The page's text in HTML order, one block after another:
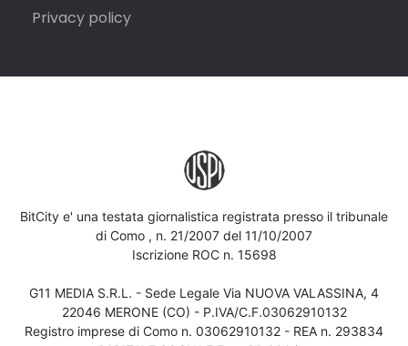
Privacy policy
BitCity e' una testata giornalistica registrata presso il tribunale
di Como , n. 21/2007 del 11/10/2007
Iscrizione ROC n. 15698
G11 MEDIA S.R.L. - Sede Legale Via NUOVA VALASSINA, 4
22046 MERONE (CO) - P.IVA/C.F.03062910132
Registro imprese di Como n. 03062910132 - REA n. 293834